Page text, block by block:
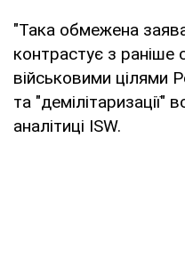
"Така обмежена заява
контрастує з
військовими цілями
та "демілітаризації"
аналітиці ISW.